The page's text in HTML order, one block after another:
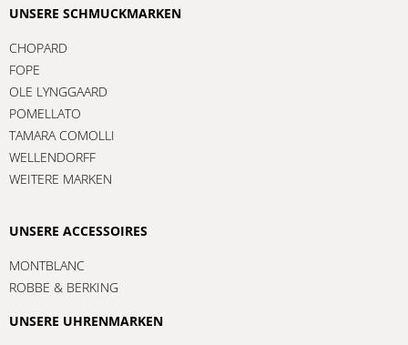
UNSERE SCHMUCKMARKEN
CHOPARD
FOPE
OLE LYNGGAARD
POMELLATO
TAMARA COMOLLI
WELLENDORFF
WEITERE MARKEN
UNSERE ACCESSOIRES
MONTBLANC
ROBBE & BERKING
UNSERE UHRENMARKEN